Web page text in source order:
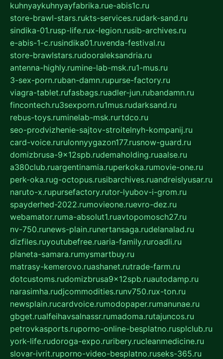
kuhnyaykuhnyayfabrika.rue-abis1c.ru
store-brawl-stars.rukts-services.rudark-sand.ru
sindika-01.rusp-life.rux-legion.rusib-archives.ru
e-abis-1-c.rusindika01.ruvenda-festival.ru
store-brawlstars.rudooraleksandria.ru
antenna-highly.rumine-lab-msk.ru1-mus.ru
3-sex-porn.ruban-damn.rupurse-factory.ru
viagra-tablet.rufasbags.ruadler-jun.rubandamn.ru
fincontech.ru3sexporn.ru1mus.rudarksand.ru
rebus-toys.ruminelab-msk.rurtdco.ru
seo-prodvizhenie-sajtov-stroitelnyh-kompanij.ru
card-voice.rurulonnyygazon177.rusnow-guard.ru
domizbrusa-9x12spb.rudemaholding.ruaalse.ru
a380club.ruargentinamia.ruperkoka.rumovie-one.ru
perk-oka.rug-octopus.rusibarchives.ruandreislyusar.ru
naruto-x.rupursefactory.rutor-lyubov-i-grom.ru
spayderhed-2022.rumovieone.ruevro-dez.ru
webamator.ruma-absolut1.ruavtopomosch27.ru
nv-750.runews-plain.runertansaga.rudelanalad.ru
dizfiles.ruyoutubefree.ruaria-family.ruroadli.ru
planeta-samara.rumysmartbuy.ru
matrasy-kemerovo.ruashanet.rutrade-farm.ru
dotcustoms.rudomizbrusa9x12spb.ruautodamp.ru
narasimha.rudjcommodities.runv750.rux-ton.ru
newsplain.rucardvoice.rumodopaper.rumanunae.ru
gbget.rualfeihavsalnassr.rumadoma.rutajuncos.ru
petrovkasports.ruporno-online-besplatno.rusplclub.ru
york-life.rudoroga-expo.ruribery.rucleanmedicine.ru
slovar-ivrit.ruporno-video-besplatno.ruseks-365.ru